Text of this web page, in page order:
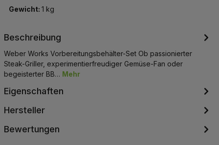
Gewicht: 1 kg
Beschreibung
Weber Works Vorbereitungsbehälter-Set Ob passionierter
Steak-Griller, experimentierfreudiger Gemüse-Fan oder
begeisterter BB… Mehr
Eigenschaften
Hersteller
Bewertungen